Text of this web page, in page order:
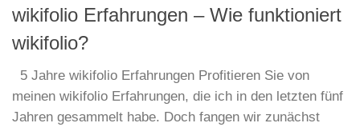
wikifolio Erfahrungen – Wie funktioniert
wikifolio?
5 Jahre wikifolio Erfahrungen Profitieren Sie von
meinen wikifolio Erfahrungen, die ich in den letzten fünf
Jahren gesammelt habe. Doch fangen wir zunächst